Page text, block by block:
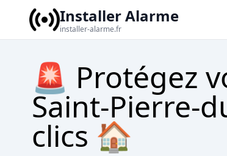
Installer Alarme
installer-alarme.fr
🚨 Protégez
Saint-Pierre-
clics 🏠